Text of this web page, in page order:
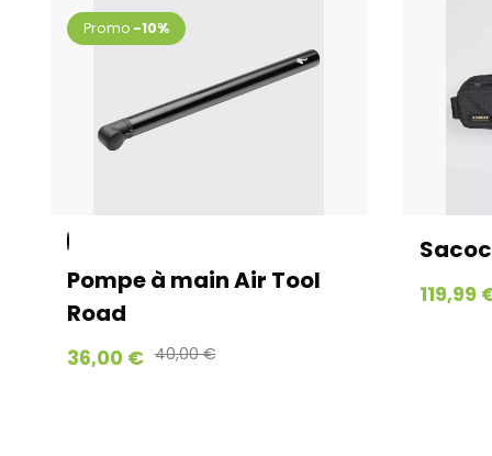
-10%
à main Air Tool
€ 40,00 €
Sacoche
119,99 €